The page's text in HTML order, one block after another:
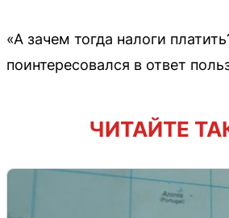
«А зачем тогда налоги
поинтересовался в ответ
ЧИТАЙТЕ